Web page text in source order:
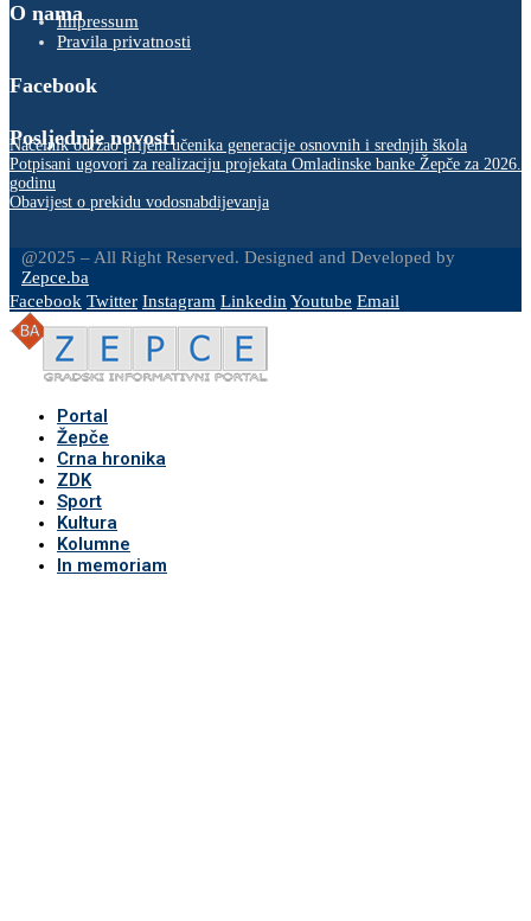
O namaImpressum
Pravila privatnosti
Facebook
Posljednje novosti
Načelnik održao prijem učenika generacije osnovnih i srednjih škola
Potpisani ugovori za realizaciju projekata Omladinske banke Žepče za 2026.
godinu
Obavijest o prekidu vodosnabdijevanja
@2025 – All Right Reserved. Designed and Developed by
Zepce.ba
Facebook Twitter Instagram LinkedinYoutube Email
Portal
Žepče
Crna hronika
ZDK
Sport
Kultura
Kolumne
In memoriam